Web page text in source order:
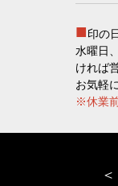
■印の
水曜日
ければ
お気軽
※休業